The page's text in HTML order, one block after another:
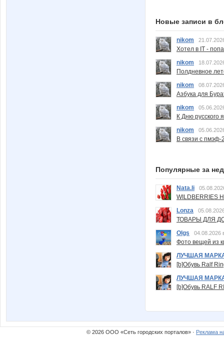
Новые записи в
nikom
Хотел в IT -
nikom
Полдневное
nikom
Азбука для
nikom
К Дню русского
nikom
В связи с пмэф-
Популярные за
Nata.li
Lonza
ТОВАРЫ ДЛЯ
Olgs
04.08.2026
Фото вещей из
ЛУЧШАЯ
[b]Обувь Ralf
ЛУЧШАЯ
[b]Обувь RALF
© 2026 ООО «Сеть городских порталов» · Реклама